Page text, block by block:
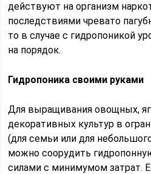
действуют на организм
последствиями чревато
то в случае с гидропоникой
на порядок.
Гидропоника своими руками
Для выращивания овощных,
декоративных культур в
(для семьи или для
можно соорудить
силами с минимумом затрат.